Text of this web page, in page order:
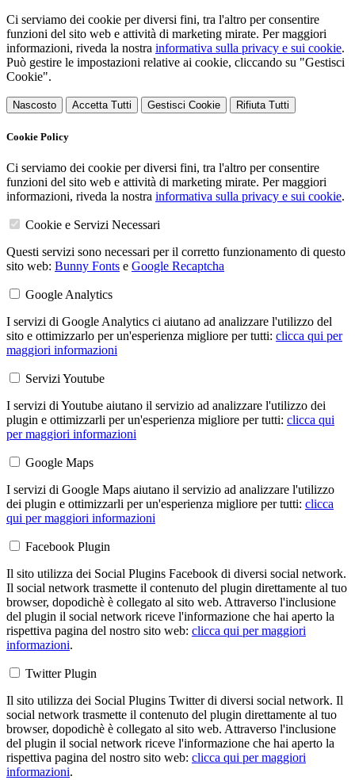
Ci serviamo dei cookie per diversi fini, tra l'altro per consentire
funzioni del sito web e attività di marketing mirate. Per maggiori
informazioni, riveda la nostra informativa sulla privacy e sui cookie.
Può gestire le impostazioni relative ai cookie, cliccando su "Gestisci
Cookie".
Nascosto Accetta Tutti Gestisci Cookie Rifiuta Tutti
Cookie Policy
Ci serviamo dei cookie per diversi fini, tra l'altro per consentire
funzioni del sito web e attività di marketing mirate. Per maggiori
informazioni, riveda la nostra informativa sulla privacy e sui cookie.
Cookie e Servizi Necessari
Questi servizi sono necessari per il corretto funzionamento di questo
sito web: Bunny Fonts e Google Recaptcha
Google Analytics
I servizi di Google Analytics ci aiutano ad analizzare l'utilizzo del
sito e ottimizzarlo per un'esperienza migliore per tutti: clicca qui per
maggiori informazioni
Servizi Youtube
I servizi di Youtube aiutano il servizio ad analizzare l'utilizzo dei
plugin e ottimizzarli per un'esperienza migliore per tutti: clicca qui
per maggiori informazioni
Google Maps
I servizi di Google Maps aiutano il servizio ad analizzare l'utilizzo
dei plugin e ottimizzarli per un'esperienza migliore per tutti: clicca
qui per maggiori informazioni
Facebook Plugin
Il sito utilizza dei Social Plugins Facebook di diversi social network.
Il social network trasmette il contenuto del plugin direttamente al tuo
browser, dopodichè è collegato al sito web. Attraverso l'inclusione
del plugin il social network riceve l'informazione che hai aperto la
rispettiva pagina del nostro sito web: clicca qui per maggiori
informazioni.
Twitter Plugin
Il sito utilizza dei Social Plugins Twitter di diversi social network. Il
social network trasmette il contenuto del plugin direttamente al tuo
browser, dopodichè è collegato al sito web. Attraverso l'inclusione
del plugin il social network riceve l'informazione che hai aperto la
rispettiva pagina del nostro sito web: clicca qui per maggiori
informazioni.